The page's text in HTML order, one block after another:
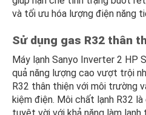
và tối ưu hóa lượng điện năng
Sử dụng gas R32 thân
Máy lạnh Sanyo Inverter 2 HP
quả năng lượng cao vượt trội
R32 thân thiện với môi trường
kiệm điện. Môi chất lạnh R32